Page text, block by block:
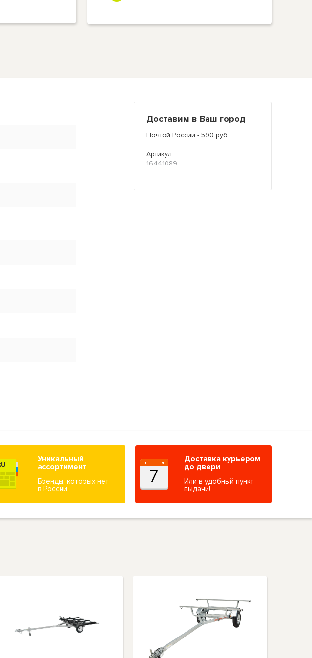
Доставим в Ваш город
Почтой России - 590 руб
Артикул:
16441089
Уникальный
ассортимент
Бренды, которых нет
в России
Доставка курьером
до двери
Или в удобный пункт
выдачи!